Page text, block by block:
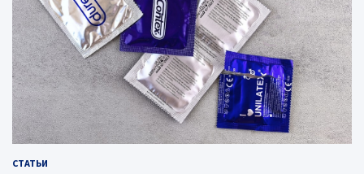
СТАТЬИ